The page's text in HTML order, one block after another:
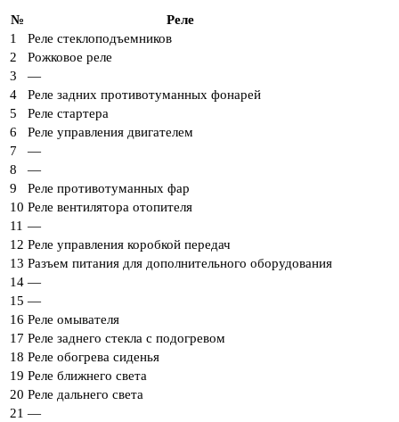
№
Реле
1
Реле стеклоподъемников
2
Рожковое реле
3
—
4
Реле задних противотуманных фонарей
5
Реле стартера
6
Реле управления двигателем
7
—
8
—
9
Реле противотуманных фар
10 Реле вентилятора отопителя
11 —
12 Реле управления коробкой передач
13 Разъем питания для дополнительного оборудования
14 —
15 —
16 Реле омывателя
17 Реле заднего стекла с подогревом
18 Реле обогрева сиденья
19 Реле ближнего света
20 Реле дальнего света
21 —